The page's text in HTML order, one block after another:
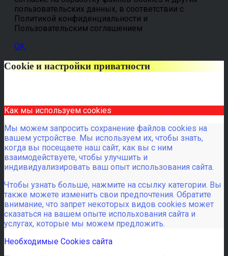
пользовательских данных, в соответствии с
Политикой конфиденциальности и
Пользовательским соглашением
OK
Cookie и настройки приватности
Как мы используем cookies
Мы можем запросить сохранение файлов cookies на
вашем устройстве. Мы используем их, чтобы знать,
когда вы посещаете наш сайт, как вы с ним
взаимодействуете, чтобы улучшить и
индивидуализировать ваш опыт использования сайта.
Чтобы узнать больше, нажмите на ссылку категории. Вы
также можете изменить свои предпочтения. Обратите
внимание, что запрет некоторых видов cookies может
сказаться на вашем опыте испольхования сайта и
услугах, которые мы можем предложить.
Необходимые Cookies сайта